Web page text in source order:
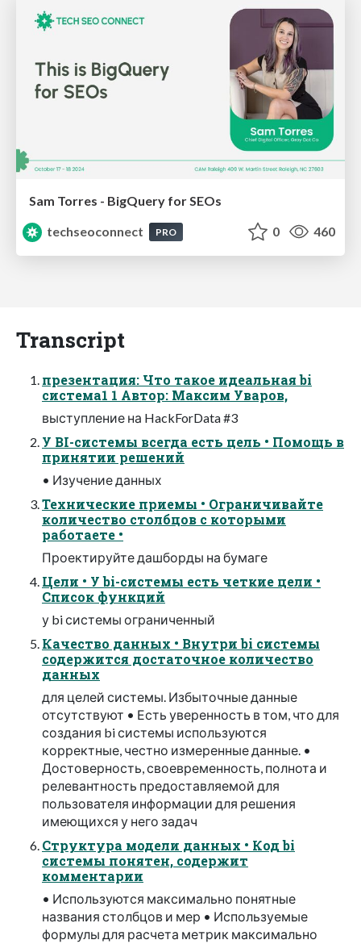
Sam Torres - BigQuery for SEOs
techseoconnect
PRO 0 460
Transcript
презентация: Что такое идеальная bi
система1 1 Автор: Максим Уваров,
выступление на HackForData #3
У BI-системы всегда есть цель • Помощь в
принятии решений
• Изучение данных
Технические приемы • Ограничивайте
количество столбцов с которыми
работаете •
Проектируйте дашборды на бумаге
Цели • У bi-системы есть четкие цели •
Список функций
у bi системы ограниченный
Качество данных • Внутри bi системы
содержится достаточное количество
данных
для целей системы. Избыточные данные
отсутствуют • Есть уверенность в том, что для
создания bi системы используются
корректные, честно измеренные данные. •
Достоверность, своевременность, полнота и
релевантность предоставляемой для
пользователя информации для решения
имеющихся у него задач
Структура модели данных • Код bi
системы понятен, содержит
комментарии
• Используются максимально понятные
названия столбцов и мер • Используемые
формулы для расчета метрик максимально